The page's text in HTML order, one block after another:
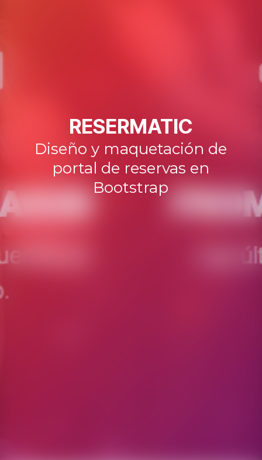
RESERMATIC
Diseño y maquetación de
portal de reservas en
Bootstrap